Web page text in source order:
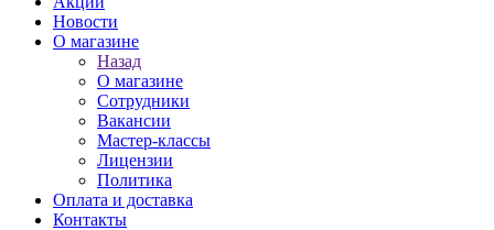
Новости
О магазине
Назад
О магазине
Сотрудники
Вакансии
Мастер-классы
Лицензии
Политика
Оплата и доставка
Контакты